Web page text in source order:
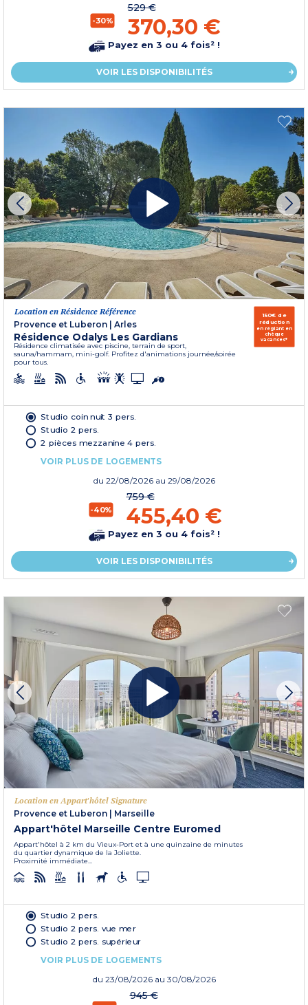
-30%
529 €
370,30 €
Payez en 3 ou 4 fois² !
VOIR LES DISPONIBILITÉS
Location en Résidence Référence
Provence et Luberon
Arles
Résidence Odalys Les Gardians
Résidence climatisée avec piscine, terrain de sport,
sauna/hammam, mini-golf. Profitez d'animations journée/soirée
pour tous.
150€ de
réduction
en réglant en
chèque
vacances*
Studio coin nuit 3 pers.
Studio 2 pers.
2 pièces mezzanine 4 pers.
VOIR PLUS DE LOGEMENTS
du 22/08/2026 au 29/08/2026
-40%
759 €
455,40 €
Payez en 3 ou 4 fois² !
VOIR LES DISPONIBILITÉS
Location en Appart'hôtel Signature
Provence et Luberon
Marseille
Appart'hôtel Marseille Centre Euromed
Appart'hôtel à 2 km du Vieux-Port et à une quinzaine de minutes
du quartier dynamique de la Joliette.
Proximité immédiate...
Studio 2 pers.
Studio 2 pers. vue mer
Studio 2 pers. supérieur
VOIR PLUS DE LOGEMENTS
du 23/08/2026 au 30/08/2026
945 €